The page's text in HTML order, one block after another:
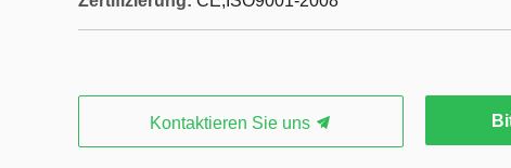
Kontaktieren Sie uns